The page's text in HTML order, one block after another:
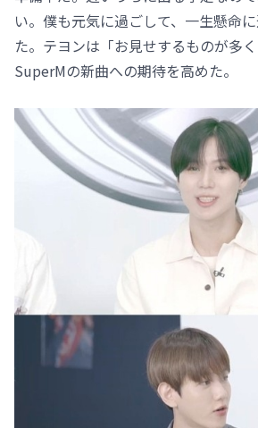
い。僕も元気に過ごして、一生懸命
た。テヨンは「お見せするものが多く
SuperMの新曲への期待を高めた。